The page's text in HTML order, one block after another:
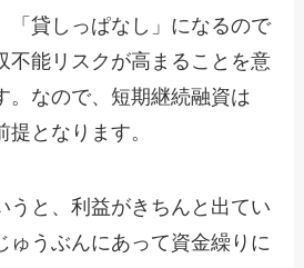
「貸しっぱなし」になるので
不能リスクが高まることを意
。なので、短期継続融資は
提となります。
うと、利益がきちんと出てい
ゅうぶんにあって資金繰りに